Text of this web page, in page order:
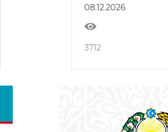
08.12.2026
3712